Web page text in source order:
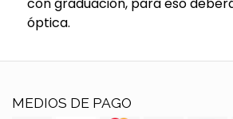
óptica.
MEDIOS DE PAGO